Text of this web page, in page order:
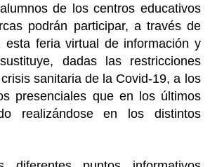
de los centros educativos
podrán participar, a través de
esta feria virtual de información y
dadas las restricciones
sanitaria de la Covid-19, a los
presenciales que en los últimos
realizándose en los distintos